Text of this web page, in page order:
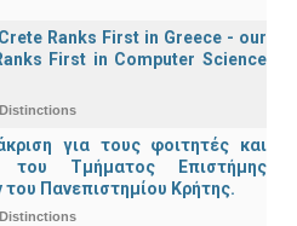
Ranks First in Greece - our
First in Computer Science
για τους φοιτητές και
του Τμήματος Επιστήμης
Πανεπιστημίου Κρήτης.